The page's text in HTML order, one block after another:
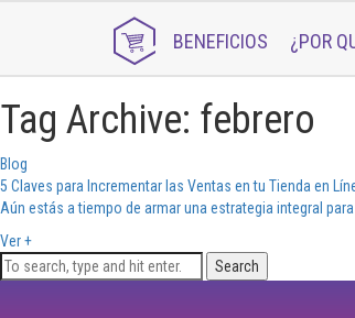
BENEFICIOS ¿POR
Tag Archive: febrero
Blog
5 Claves para Incrementar las Ventas en tu Tienda en
Aún estás a tiempo de armar una estrategia integral
Ver+
Search